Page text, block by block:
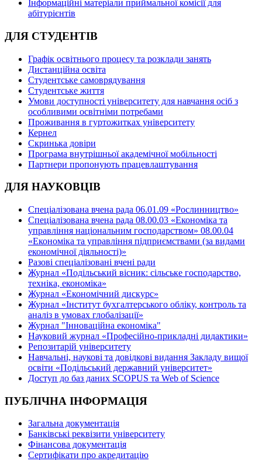
Інформаційні матеріали приймальної комісії для
абітурієнтів
ДЛЯ СТУДЕНТІВ
Графік освітнього процесу та розклади занять
Дистанційна освіта
Студентське самоврядування
Студентське життя
Умови доступності університету для навчання осіб з
особливими освітніми потребами
Проживання в гуртожитках університету
Кернел
Скринька довіри
Програма внутрішньої академічної мобільності
Партнери пропонують працевлаштування
ДЛЯ НАУКОВЦІВ
Спеціалізована вчена рада 06.01.09 «Рослинництво»
Спеціалізована вчена рада 08.00.03 «Економіка та
управління національним господарством» 08.00.04
«Економіка та управління підприємствами (за видами
економічної діяльності)»
Разові спеціалізовані вчені ради
Журнал «Подільський вісник: сільське господарство,
техніка, економіка»
Журнал «Економічний дискурс»
Журнал «Інститут бухгалтерського обліку, контроль та
аналіз в умовах глобалізації»
Журнал "Інноваційна економіка"
Науковий журнал «Професійно-прикладні дидактики»
Репозитарій університету
Навчальні, наукові та довідкові видання Закладу вищої
освіти «Подільський державний університет»
Доступ до баз даних SCOPUS та Web of Science
ПУБЛІЧНА ІНФОРМАЦІЯ
Загальна документація
Банківські реквізити університету
Фінансова документація
Сертифікати про акредитацію